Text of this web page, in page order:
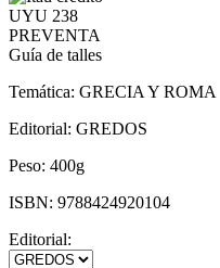
UYU 238
PREVENTA
Guía de talles
Temática: GRECIA Y ROMA
Editorial: GREDOS
Peso: 400g
ISBN: 9788424920104
Editorial: